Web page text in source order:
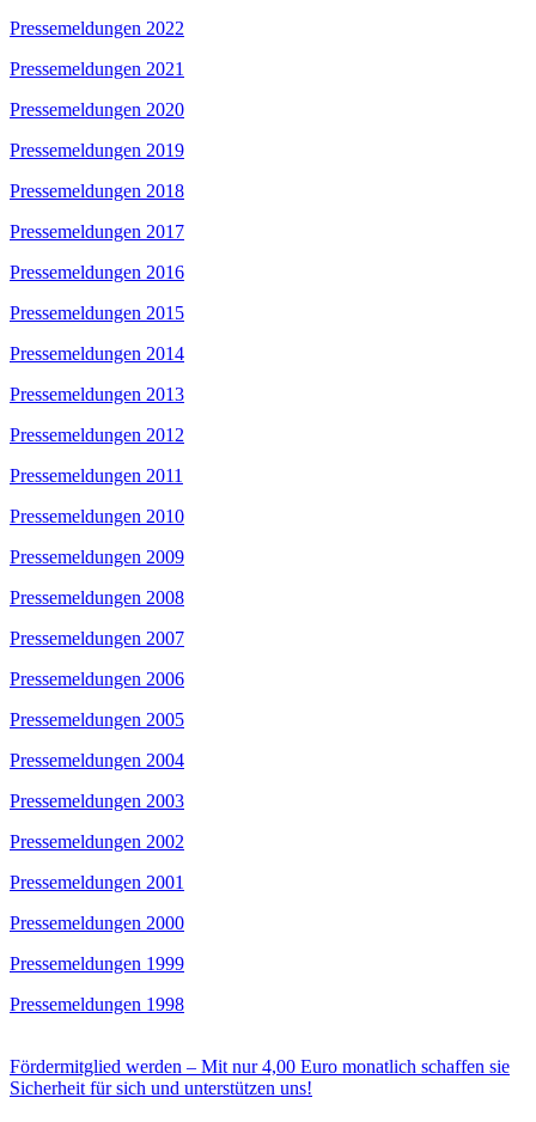
Pressemeldungen 2022
Pressemeldungen 2021
Pressemeldungen 2020
Pressemeldungen 2019
Pressemeldungen 2018
Pressemeldungen 2017
Pressemeldungen 2016
Pressemeldungen 2015
Pressemeldungen 2014
Pressemeldungen 2013
Pressemeldungen 2012
Pressemeldungen 2011
Pressemeldungen 2010
Pressemeldungen 2009
Pressemeldungen 2008
Pressemeldungen 2007
Pressemeldungen 2006
Pressemeldungen 2005
Pressemeldungen 2004
Pressemeldungen 2003
Pressemeldungen 2002
Pressemeldungen 2001
Pressemeldungen 2000
Pressemeldungen 1999
Pressemeldungen 1998
Fördermitglied werden – Mit nur 4,00 Euro monatlich schaffen sie
Sicherheit für sich und unterstützen uns!